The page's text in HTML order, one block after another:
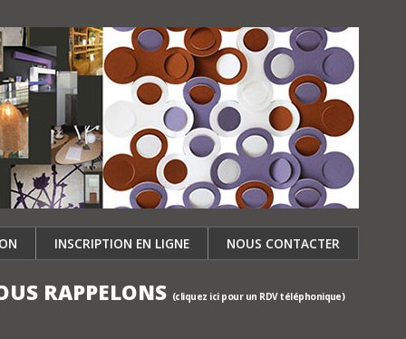
NOUS CONTACTER
INSCRIPTION EN LIGNE
RAPPELONS (cliquez ici pour un RDV téléphonique)